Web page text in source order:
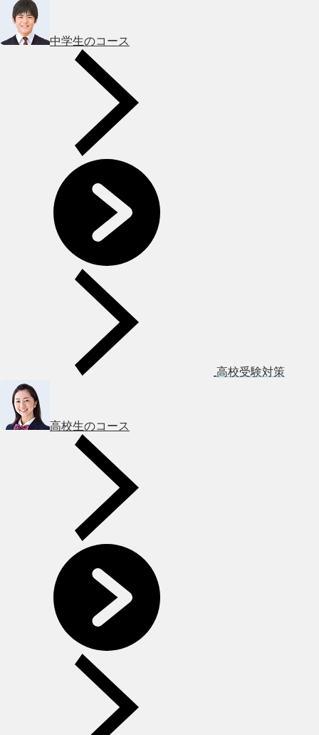
中学生のコース
高校受験対策
高校生のコース